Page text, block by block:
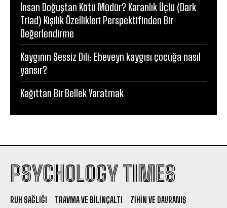
İnsan Doğuştan Kötü Müdür? Karanlık Üçlü (Dark
Triad) Kişilik Özellikleri Perspektifinden Bir
Değerlendirme
Kaygının Sessiz Dili: Ebeveyn kaygısı çocuğa nasıl
yansır?
Kağıttan Bir Bellek Yaratmak
PSYCHOLOGY TIMES
RUH SAĞLIĞI TRAVMA VE BILINÇALTI
ZIHIN VE DAVRANIŞ